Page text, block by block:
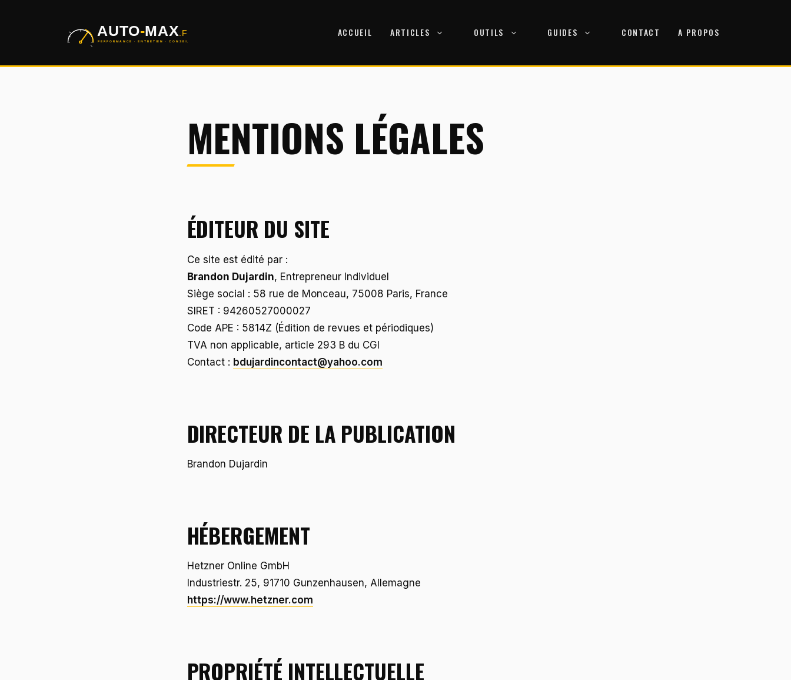
ACCUEIL ARTICLES OUTILS GUIDES CONTACT A PROPOS
MENTIONS LÉGALES
ÉDITEUR DU SITE
Ce site est édité par :
Brandon Dujardin, Entrepreneur Individuel
Siège social : 58 rue de Monceau, 75008 Paris, France
SIRET : 94260527000027
Code APE : 5814Z (Édition de revues et périodiques)
TVA non applicable, article 293 B du CGI
Contact : bdujardincontact@yahoo.com
DIRECTEUR DE LA PUBLICATION
Brandon Dujardin
HÉBERGEMENT
Hetzner Online GmbH
Industriestr. 25, 91710 Gunzenhausen, Allemagne
https://www.hetzner.com
PROPRIÉTÉ INTELLECTUELLE